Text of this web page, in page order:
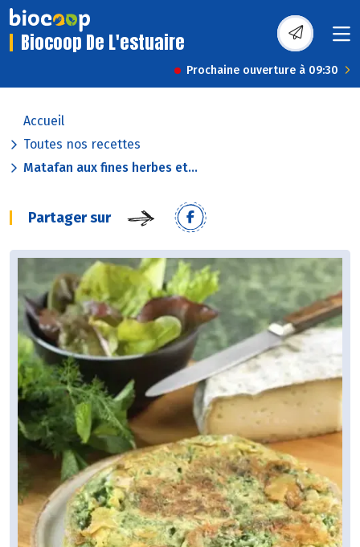
Biocoop De L'estuaire
Prochaine ouverture à 09:30
Accueil
Toutes nos recettes
Matafan aux fines herbes et...
Partager sur